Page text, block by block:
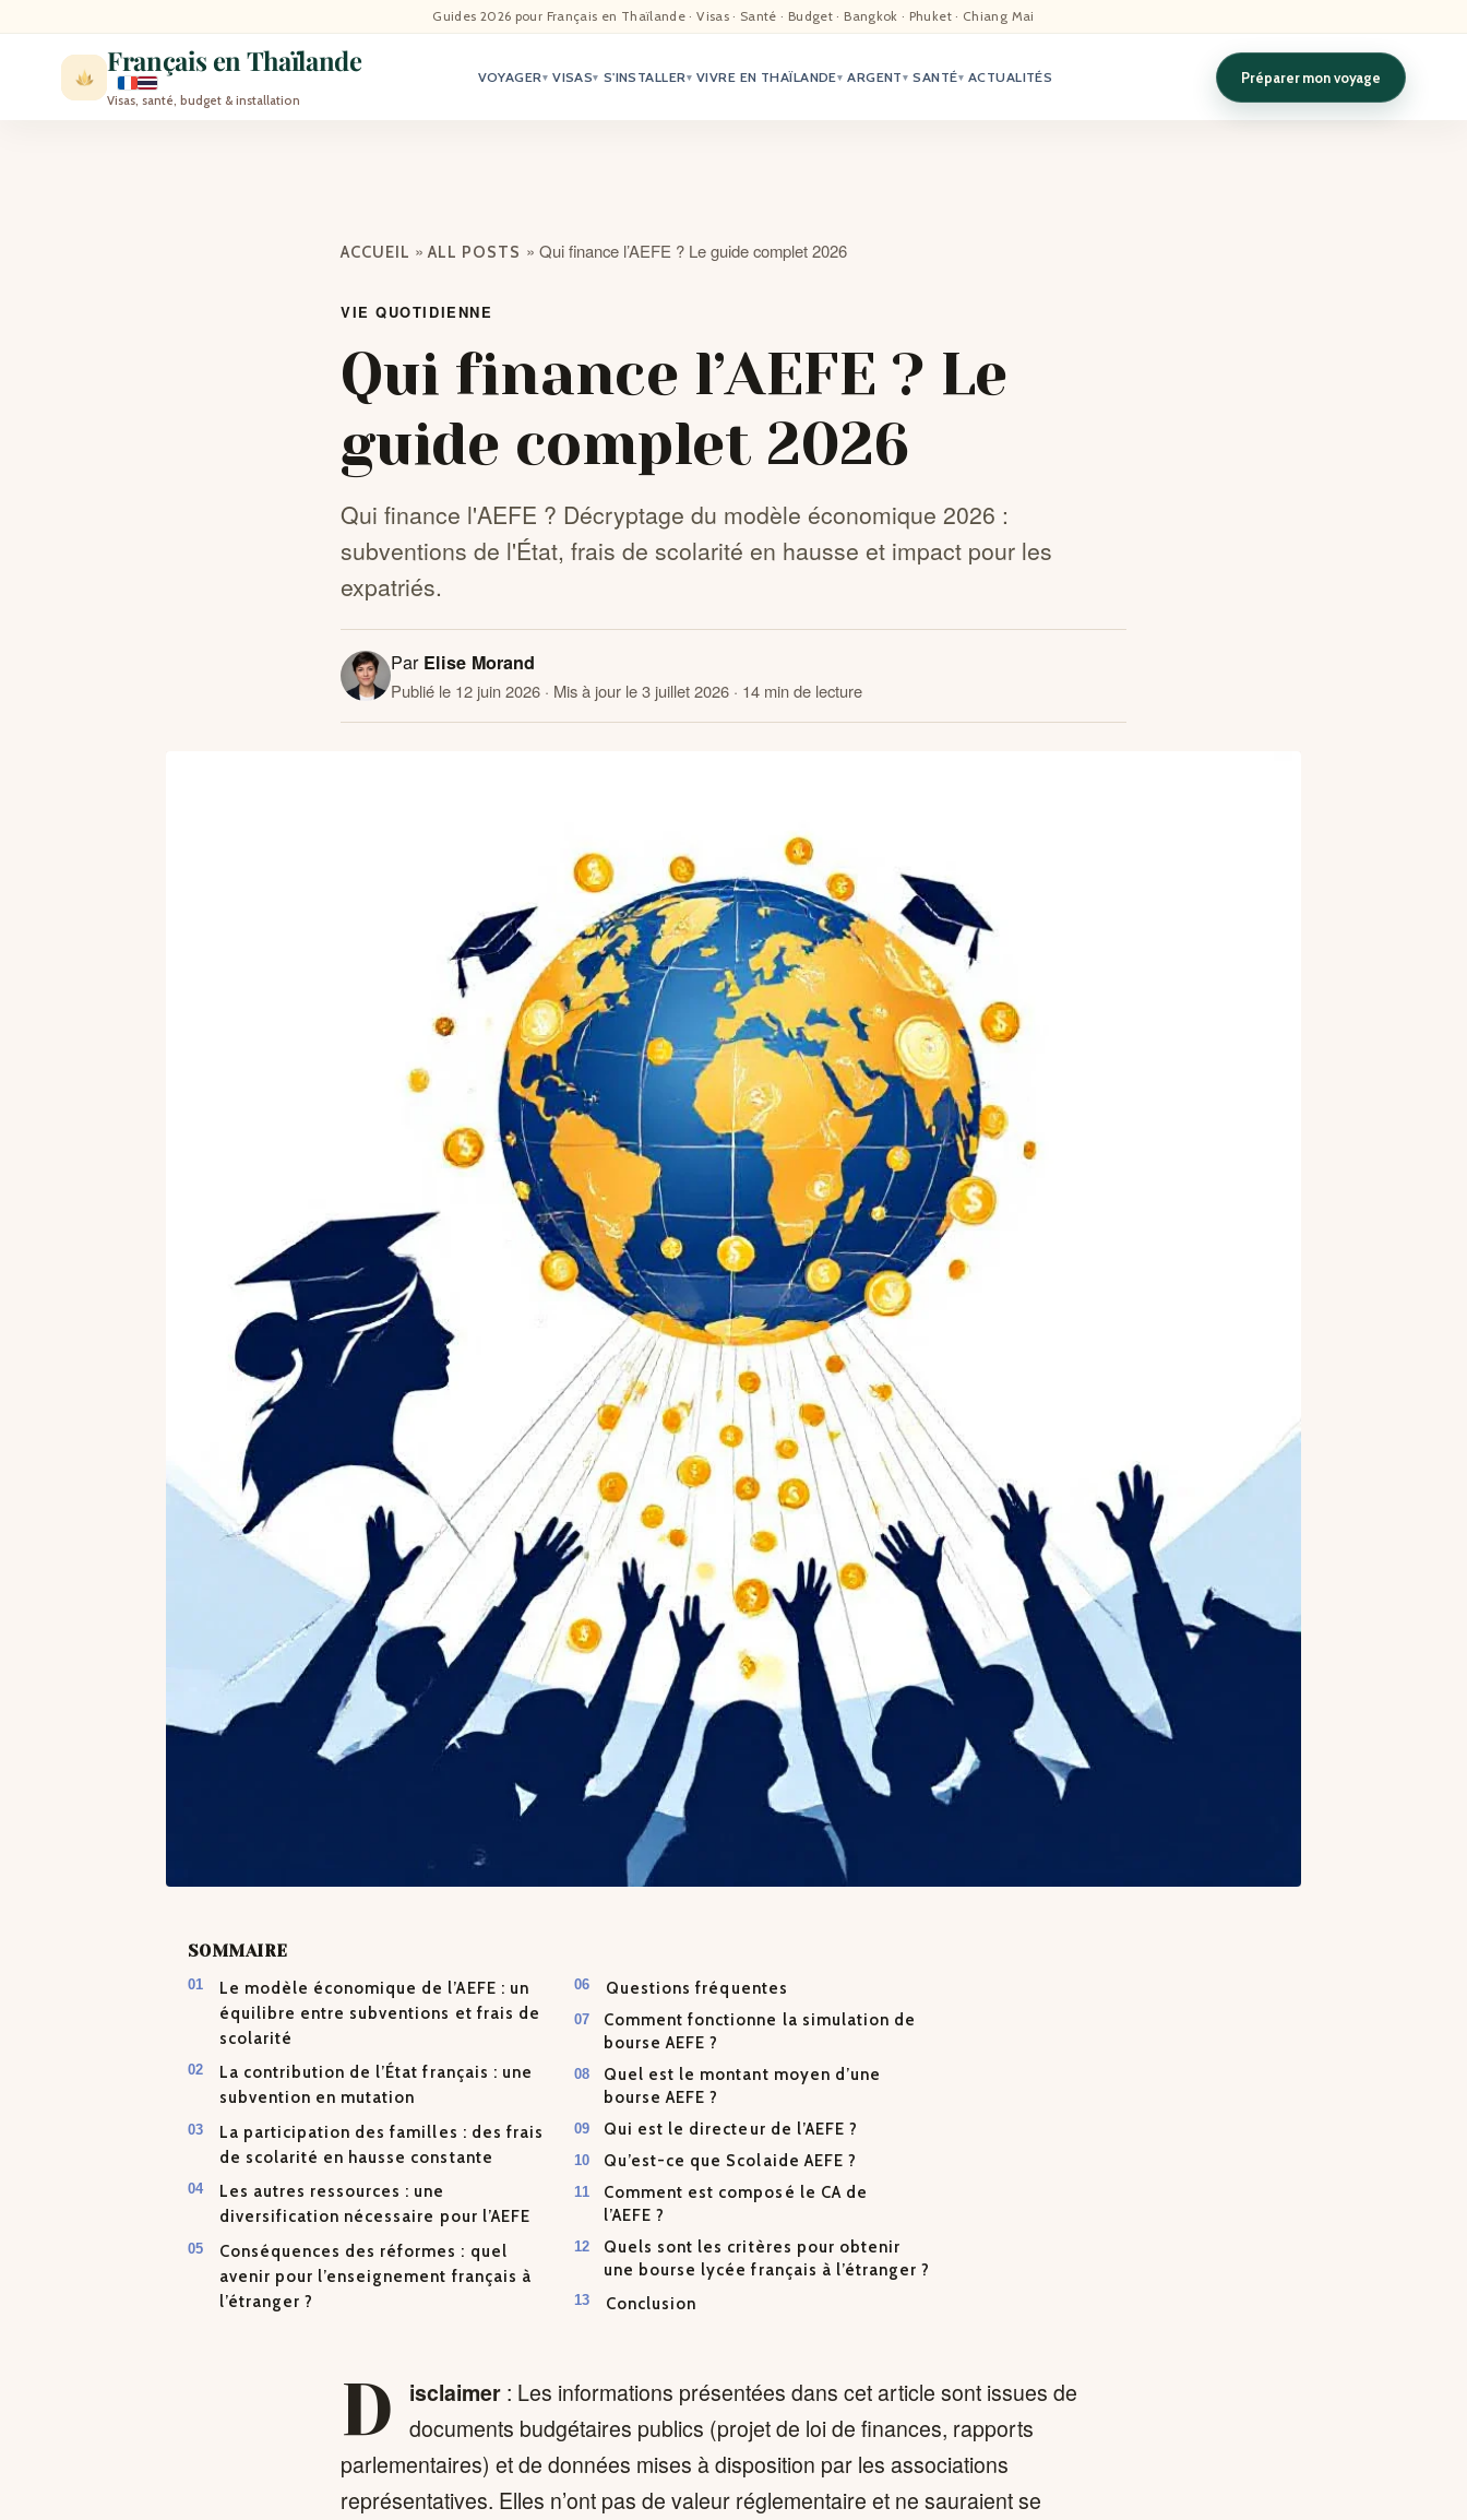
Guides 2026 pour Français en Thaïlande · Visas · Santé · Budget · Bangkok · Phuket · Chiang Mai
Français en Thaïlande
Visas, santé, budget & installation
VOYAGER▾ VISAS▾ S'INSTALLER▾ VIVRE EN THAÏLANDE▾ ARGENT ▾ SANTÉ▾ ACTUALITÉS Préparer mon voyage
ACCUEIL
ACTUALITÉ
CONTACTS
ACCUEIL »ALL POSTS » Qui finance l’AEFE ? Le guide complet 2026
VIE QUOTIDIENNE
Qui finance l’AEFE ? Le
guide complet 2026
Qui finance l'AEFE ? Décryptage du modèle économique 2026 :
subventions de l'État, frais de scolarité en hausse et impact pour les
expatriés.
Par Elise Morand
Publié le 12 juin 2026 · Mis à jour le 3 juillet 2026 · 14 min de lecture
SOMMAIRE
Le modèle économique de l’AEFE : un
équilibre entre subventions et frais de
scolarité
La contribution de l’État français : une
subvention en mutation
La participation des familles : des frais
de scolarité en hausse constante
Les autres ressources : une
diversification nécessaire pour l’AEFE
Conséquences des réformes : quel
avenir pour l’enseignement français à
l’étranger ?
Questions fréquentes
Comment fonctionne la simulation de
bourse AEFE ?
Quel est le montant moyen d’une
bourse AEFE ?
Qui est le directeur de l’AEFE ?
Qu’est-ce que Scolaide AEFE ?
Comment est composé le CA de
l’AEFE ?
Quels sont les critères pour obtenir
une bourse lycée français à l’étranger ?
Conclusion
D isclaimer : Les informations présentées dans cet article sont issues de
documents budgétaires publics (projet de loi de finances, rapports
parlementaires) et de données mises à disposition par les associations
représentatives. Elles n’ont pas de valeur réglementaire et ne sauraient se